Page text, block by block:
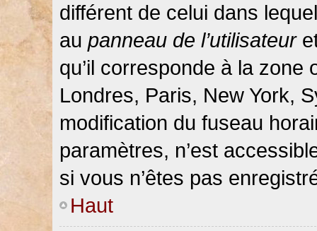
différent de celui dans
au panneau de l’utilisateur
qu’il corresponde à la
Londres, Paris, New York,
modification du fuseau
paramètres, n’est
si vous n’êtes pas
Haut